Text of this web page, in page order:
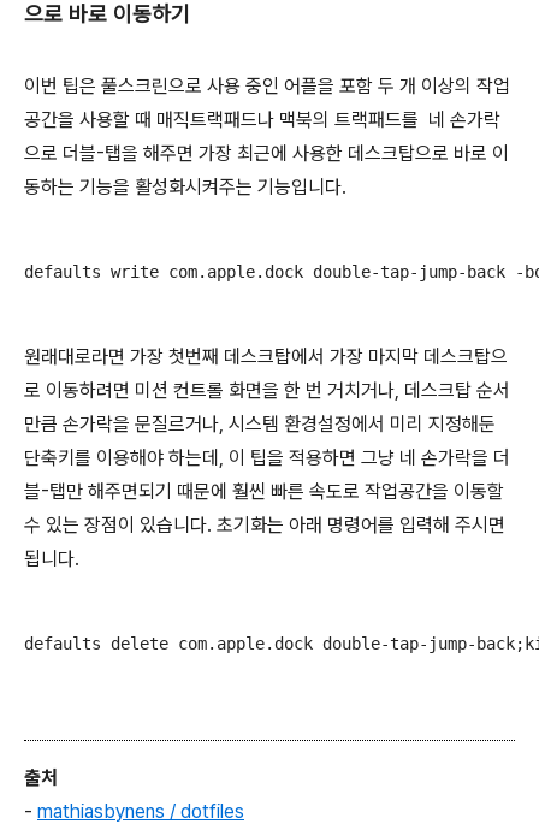
으로 바로 이동하기
이번 팁은 풀스크린으로 사용 중인 어플을 포함 두 개 이상의 작업
공간을 사용할 때 매직트랙패드나 맥북의 트랙패드를 네 손가락
으로 더블-탭을 해주면 가장 최근에 사용한 데스크탑으로 바로 이
동하는 기능을 활성화시켜주는 기능입니다.
defaults write com.apple.dock double-tap-jump-back -
원래대로라면 가장 첫번째 데스크탑에서 가장 마지막 데스크탑으
로 이동하려면 미션 컨트롤 화면을 한 번 거치거나, 데스크탑 순서
만큼 손가락을 문질르거나, 시스템 환경설정에서 미리 지정해둔
단축키를 이용해야 하는데, 이 팁을 적용하면 그냥 네 손가락을 더
블-탭만 해주면되기 때문에 훨씬 빠른 속도로 작업공간을 이동할
수 있는 장점이 있습니다. 초기화는 아래 명령어를 입력해 주시면
됩니다.
defaults delete com.apple.dock double-tap-jump-
출처
- mathiasbynens / dotfiles